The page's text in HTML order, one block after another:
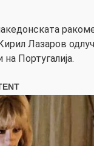
Лазаров
Португалија.